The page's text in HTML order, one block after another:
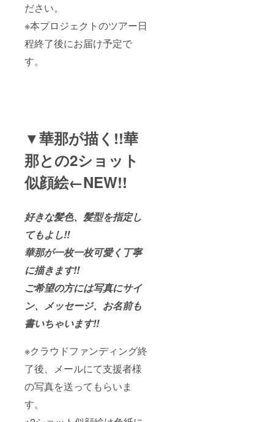
ださい。
※本プロジェクトのツアー日
程終了後にお届け予定で
す。
▼華那が描く!!華
那との2ショット
似顔絵←NEW!!
好きな髪色、髪型を指定し
てもよし!!
華那が一枚一枚可愛く丁寧
に描きます!!
ご希望の方には写真にサイ
ン、メッセージ、お名前も
書いちゃいます!!
※クラウドファンディング終
了後、メールにて支援者様
の写真を送ってもらいま
す。